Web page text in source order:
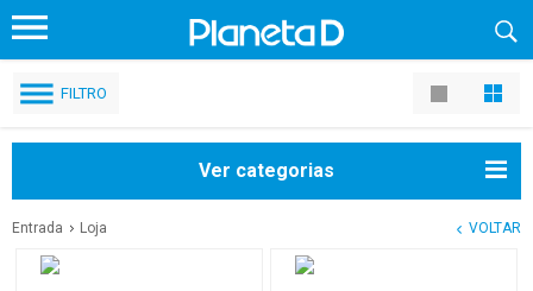
Ver categorias
FILTRO
Entrada Loja VOLTAR